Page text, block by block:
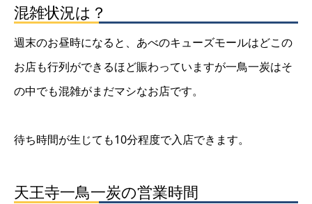
混雑状況は？
週末のお昼時になると、あべのキューズモールはどこの
お店も行列ができるほど賑わっていますが一鳥一炭はそ
の中でも混雑がまだマシなお店です。
待ち時間が生じても10分程度で入店できます。
天王寺一鳥一炭の営業時間